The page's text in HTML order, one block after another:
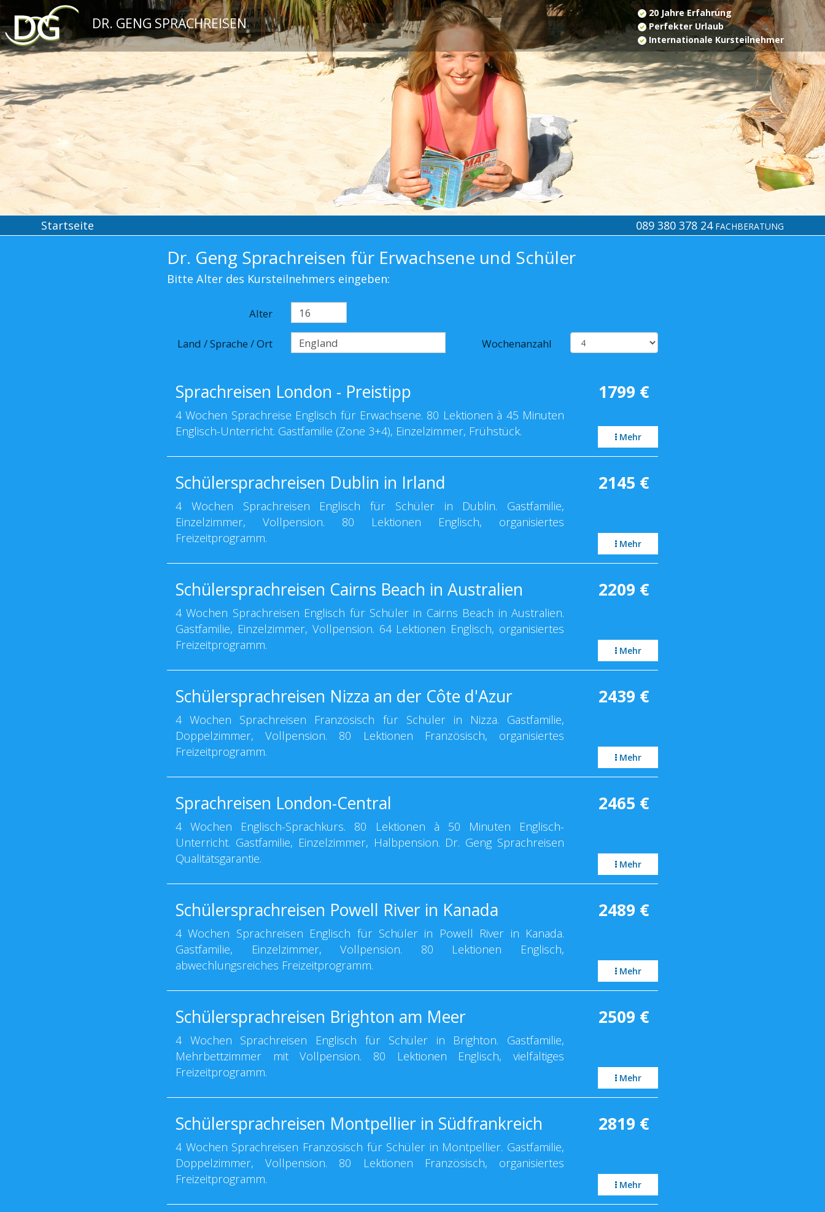
DR. GENG SPRACHREISEN
20 Jahre Erfahrung
Perfekter Urlaub
Internationale Kursteilnehmer
Startseite 089 380 378 24 FACHBERATUNG
Dr. Geng Sprachreisen für Erwachsene und Schüler
Bitte Alter des Kursteilnehmers eingeben:
Alter
Land / Sprache / Ort Wochenanzahl
Sprachreisen London - Preistipp 1799 €
4 Wochen Sprachreise Englisch für Erwachsene. 80 Lektionen à 45 Minuten
Englisch-Unterricht. Gastfamilie (Zone 3+4), Einzelzimmer, Frühstück.
Mehr
Schülersprachreisen Dublin in Irland 2145 €
4 Wochen Sprachreisen Englisch für Schüler in Dublin. Gastfamilie,
Einzelzimmer, Vollpension. 80 Lektionen Englisch, organisiertes
Freizeitprogramm.
Mehr
Schülersprachreisen Cairns Beach in Australien 2209 €
4 Wochen Sprachreisen Englisch für Schüler in Cairns Beach in Australien.
Gastfamilie, Einzelzimmer, Vollpension. 64 Lektionen Englisch, organisiertes
Freizeitprogramm.
Mehr
Schülersprachreisen Nizza an der Côte d'Azur 2439 €
4 Wochen Sprachreisen Französisch für Schüler in Nizza. Gastfamilie,
Doppelzimmer, Vollpension. 80 Lektionen Französisch, organisiertes
Freizeitprogramm.
Mehr
Sprachreisen London-Central 2465 €
4 Wochen Englisch-Sprachkurs. 80 Lektionen à 50 Minuten Englisch-
Unterricht. Gastfamilie, Einzelzimmer, Halbpension. Dr. Geng Sprachreisen
Qualitätsgarantie.
Mehr
Schülersprachreisen Powell River in Kanada 2489 €
4 Wochen Sprachreisen Englisch für Schüler in Powell River in Kanada.
Gastfamilie, Einzelzimmer, Vollpension. 80 Lektionen Englisch,
abwechlungsreiches Freizeitprogramm.
Mehr
Schülersprachreisen Brighton am Meer 2509 €
4 Wochen Sprachreisen Englisch für Schüler in Brighton. Gastfamilie,
Mehrbettzimmer mit Vollpension. 80 Lektionen Englisch, vielfältiges
Freizeitprogramm.
Mehr
Schülersprachreisen Montpellier in Südfrankreich 2819 €
4 Wochen Sprachreisen Französisch für Schüler in Montpellier. Gastfamilie,
Doppelzimmer, Vollpension. 80 Lektionen Französisch, organisiertes
Freizeitprogramm.
Mehr